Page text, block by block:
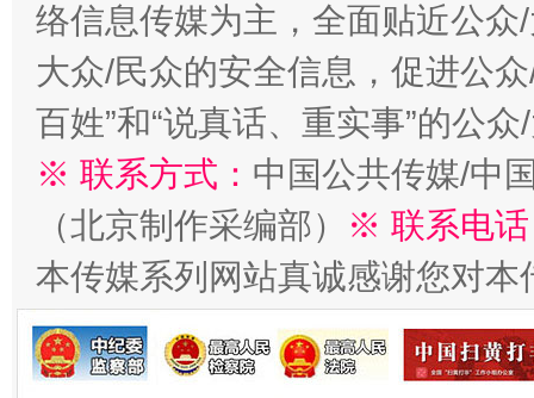
今
络信息传媒为主，全面贴近公
大众/民众的安全信息，促进公
百姓”和“说真话、重实事”的公
※ 联系方式： 中国公共传媒/中
（北京制作采编部）
※ 联系电
本传媒系列网站真诚感谢您对